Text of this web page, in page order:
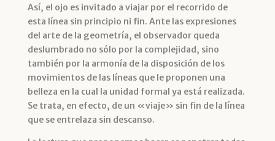
Así, el ojo es invitado a viajar por el recorrido de
esta línea sin principio ni fin. Ante las expresiones
del arte de la geometría, el observador queda
deslumbrado no sólo por la complejidad, sino
también por la armonía de la disposición de los
movimientos de las líneas que le proponen una
belleza en la cual la unidad formal ya está realizada.
Se trata, en efecto, de un «viaje» sin fin de la línea
que se entrelaza sin descanso.